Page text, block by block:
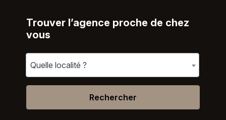
Trouver l’agence proche de chez
vous
Quelle localité ?
Rechercher